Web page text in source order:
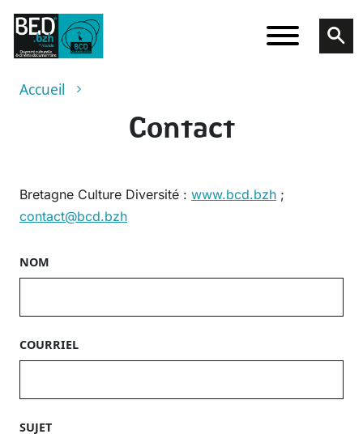
Aller au contenu principal
Fil d'Ariane
Accueil
Contact
Bretagne Culture Diversité : www.bcd.bzh ;
contact@bcd.bzh
NOM
COURRIEL
SUJET